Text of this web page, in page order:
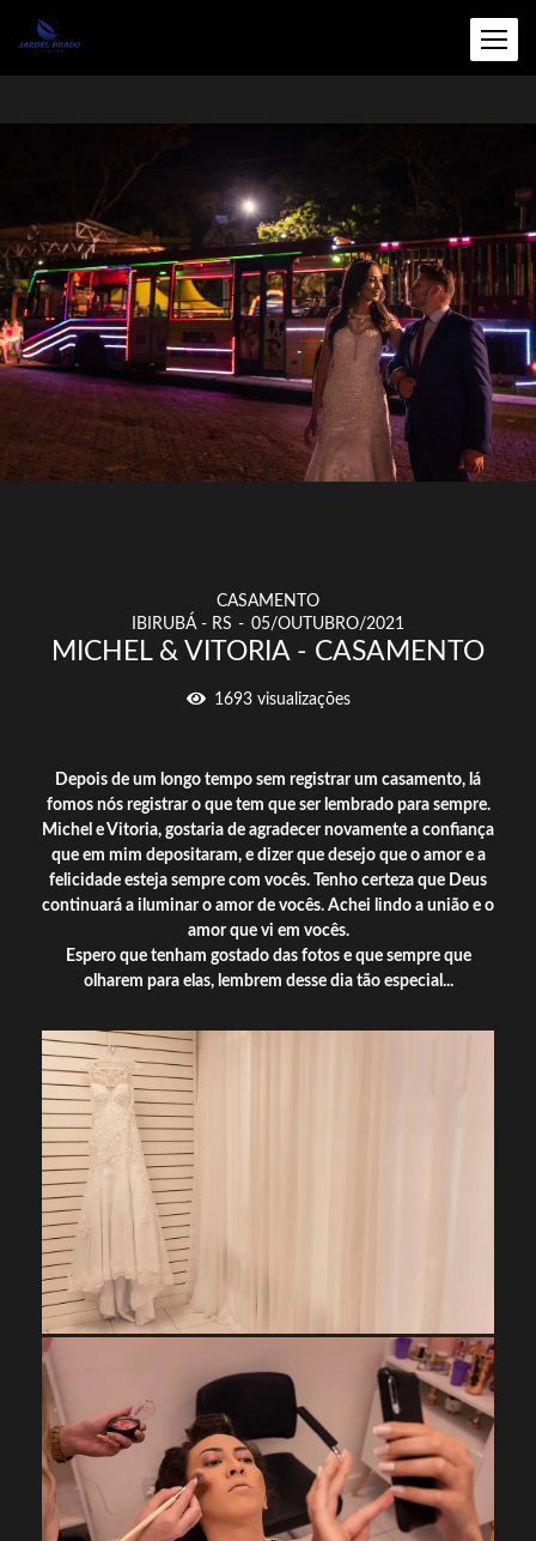
CASAMENTO
IBIRUBÁ - RS
05/OUTUBRO/2021
MICHEL & VITORIA - CASAMENTO
1693visualizações
Depois de um longo tempo sem registrar um casamento, lá
fomos nós registrar o que tem que ser lembrado para sempre.
Michel e Vitoria, gostaria de agradecer novamente a confiança
que em mim depositaram, e dizer que desejo que o amor e a
felicidade esteja sempre com vocês. Tenho certeza que Deus
continuará a iluminar o amor de vocês. Achei lindo a união e o
amor que vi em vocês.
Espero que tenham gostado das fotos e que sempre que
olharem para elas, lembrem desse dia tão especial...